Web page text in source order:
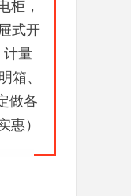
柜，
式开
计量
箱、
做各
惠）